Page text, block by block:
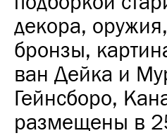
декора,
бронзы,
ван Дейка и
Гейнсборо,
размещены в